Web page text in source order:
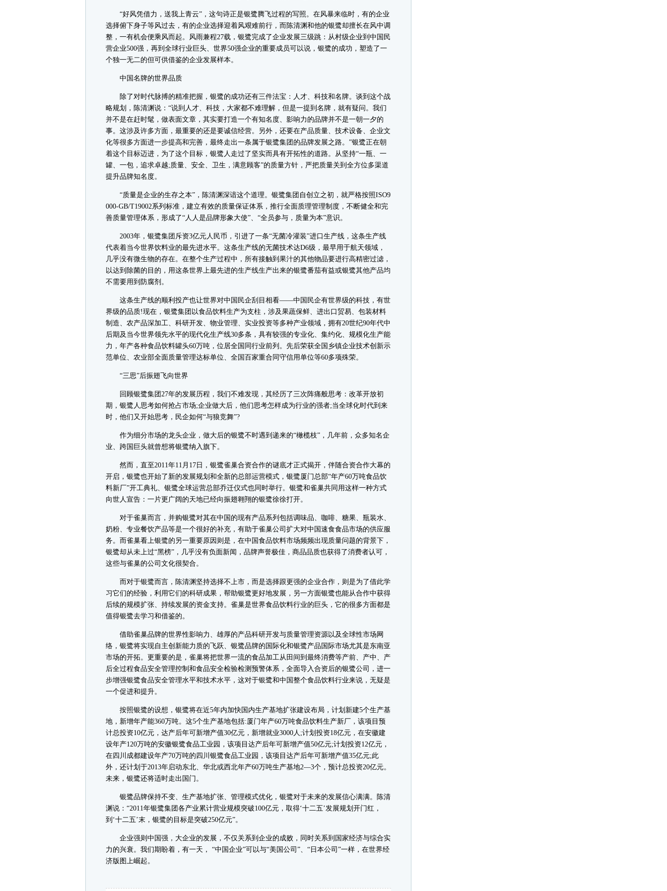
“好风凭借力，送我上青云”，这句诗正是银鹭腾飞过程的写照。在风暴来临时，有的企业
选择俯下身子等风过去，有的企业选择迎着风艰难前行，而陈清渊和他的银鹭却擅长在风中调
整，一有机会便乘风而起。风雨兼程27载，银鹭完成了企业发展三级跳：从村级企业到中国民
营企业500强，再到全球行业巨头、世界50强企业的重要成员可以说，银鹭的成功，塑造了一
个独一无二的但可供借鉴的企业发展样本。
中国名牌的世界品质
除了对时代脉搏的精准把握，银鹭的成功还有三件法宝：人才、科技和名牌。谈到这个战
略规划，陈清渊说：“说到人才、科技，大家都不难理解，但是一提到名牌，就有疑问。我们
并不是在赶时髦，做表面文章，其实要打造一个有知名度、影响力的品牌并不是一朝一夕的
事。这涉及许多方面，最重要的还是要诚信经营。另外，还要在产品质量、技术设备、企业文
化等很多方面进一步提高和完善，最终走出一条属于银鹭集团的品牌发展之路。”银鹭正在朝
着这个目标迈进，为了这个目标，银鹭人走过了坚实而具有开拓性的道路。从坚持“一瓶、一
罐、一包，追求卓越;质量、安全、卫生，满意顾客”的质量方针，严把质量关到全方位多渠道
提升品牌知名度。
“质量是企业的生存之本”，陈清渊深谙这个道理。银鹭集团自创立之初，就严格按照ISO9
000-GB/T19002系列标准，建立有效的质量保证体系，推行全面质理管理制度，不断健全和完
善质量管理体系，形成了“人人是品牌形象大使”、“全员参与，质量为本”意识。
2003年，银鹭集团斥资3亿元人民币，引进了一条“无菌冷灌装”进口生产线，这条生产线
代表着当今世界饮料业的最先进水平。这条生产线的无菌技术达D6级，最早用于航天领域，
几乎没有微生物的存在。在整个生产过程中，所有接触到果汁的其他物品要进行高精密过滤，
以达到除菌的目的，用这条世界上最先进的生产线生产出来的银鹭番茄有益或银鹭其他产品均
不需要用到防腐剂。
这条生产线的顺利投产也让世界对中国民企刮目相看——中国民企有世界级的科技，有世
界级的品质!现在，银鹭集团以食品饮料生产为支柱，涉及果蔬保鲜、进出口贸易、包装材料
制造、农产品深加工、科研开发、物业管理、实业投资等多种产业领域，拥有20世纪90年代中
后期及当今世界领先水平的现代化生产线30多条，具有较强的专业化、集约化、规模化生产能
力，年产各种食品饮料罐头60万吨，位居全国同行业前列。先后荣获全国乡镇企业技术创新示
范单位、农业部全面质量管理达标单位、全国百家重合同守信用单位等60多项殊荣。
“三思”后振翅飞向世界
回顾银鹭集团27年的发展历程，我们不难发现，其经历了三次阵痛般思考：改革开放初
期，银鹭人思考如何抢占市场;企业做大后，他们思考怎样成为行业的强者;当全球化时代到来
时，他们又开始思考，民企如何“与狼竞舞”?
作为细分市场的龙头企业，做大后的银鹭不时遇到递来的“橄榄枝”，几年前，众多知名企
业、跨国巨头就曾想将银鹭纳入旗下。
然而，直至2011年11月17日，银鹭雀巢合资合作的谜底才正式揭开，伴随合资合作大幕的
开启，银鹭也开始了新的发展规划和全新的总部运营模式，银鹭厦门总部“年产60万吨食品饮
料新厂”开工典礼、银鹭全球运营总部乔迁仪式也同时举行。银鹭和雀巢共同用这样一种方式
向世人宣告：一片更广阔的天地已经向振翅翱翔的银鹭徐徐打开。
对于雀巢而言，并购银鹭对其在中国的现有产品系列包括调味品、咖啡、糖果、瓶装水、
奶粉、专业餐饮产品等是一个很好的补充，有助于雀巢公司扩大对中国速食食品市场的供应服
务。而雀巢看上银鹭的另一重要原因则是，在中国食品饮料市场频频出现质量问题的背景下，
银鹭却从未上过“黑榜”，几乎没有负面新闻，品牌声誉极佳，商品品质也获得了消费者认可，
这些与雀巢的公司文化很契合。
而对于银鹭而言，陈清渊坚持选择不上市，而是选择跟更强的企业合作，则是为了借此学
习它们的经验，利用它们的科研成果，帮助银鹭更好地发展，另一方面银鹭也能从合作中获得
后续的规模扩张、持续发展的资金支持。雀巢是世界食品饮料行业的巨头，它的很多方面都是
值得银鹭去学习和借鉴的。
借助雀巢品牌的世界性影响力、雄厚的产品科研开发与质量管理资源以及全球性市场网
络，银鹭将实现自主创新能力质的飞跃、银鹭品牌的国际化和银鹭产品国际市场尤其是东南亚
市场的开拓。更重要的是，雀巢将把世界一流的食品加工从田间到最终消费等产前、产中、产
后全过程食品安全管理控制和食品安全检验检测预警体系，全面导入合资后的银鹭公司，进一
步增强银鹭食品安全管理水平和技术水平，这对于银鹭和中国整个食品饮料行业来说，无疑是
一个促进和提升。
按照银鹭的设想，银鹭将在近5年内加快国内生产基地扩张建设布局，计划新建5个生产基
地，新增年产能360万吨。这5个生产基地包括:厦门年产60万吨食品饮料生产新厂，该项目预
计总投资10亿元，达产后年可新增产值30亿元，新增就业3000人;计划投资18亿元，在安徽建
设年产120万吨的安徽银鹭食品工业园，该项目达产后年可新增产值50亿元;计划投资12亿元，
在四川成都建设年产70万吨的四川银鹭食品工业园，该项目达产后年可新增产值35亿元;此
外，还计划于2013年启动东北、华北或西北年产60万吨生产基地2—3个，预计总投资20亿元。
未来，银鹭还将适时走出国门。
银鹭品牌保持不变、生产基地扩张、管理模式优化，银鹭对于未来的发展信心满满。陈清
渊说：“2011年银鹭集团各产业累计营业规模突破100亿元，取得‘十二五’发展规划开门红，
到‘十二五’末，银鹭的目标是突破250亿元”。
企业强则中国强，大企业的发展，不仅关系到企业的成败，同时关系到国家经济与综合实
力的兴衰。我们期盼着，有一天， “中国企业”可以与“美国公司”、“日本公司”一样，在世界经
济版图上崛起。